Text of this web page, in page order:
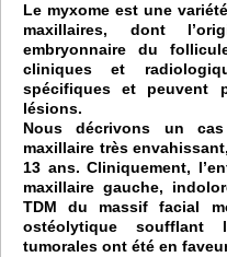
Le myxome est une
maxillaires, dont
embryonnaire du
cliniques et
spécifiques et peuvent
lésions.
Nous décrivons un
maxillaire très
13 ans. Cliniquement,
maxillaire gauche,
TDM du massif facial
ostéolytique soufflant
tumorales ont été en